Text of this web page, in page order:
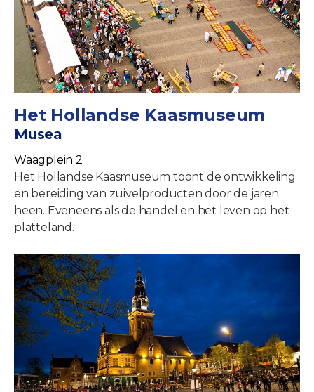
Het Hollandse Kaasmuseum
Musea
Waagplein 2
Het Hollandse Kaasmuseum toont de ontwikkeling
en bereiding van zuivelproducten door de jaren
heen. Eveneens als de handel en het leven op het
platteland.